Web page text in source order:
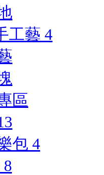
工藝 4
區
包 4
8